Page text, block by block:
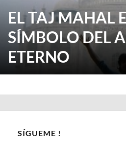
EL TAJ MAHAL
SÍMBOLO DEL
ETERNO
SÍGUEME !